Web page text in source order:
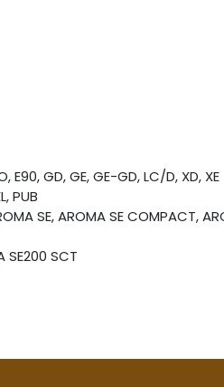
GD, GE, GE-GD, LC/D, XD, XE
PUB
SE, AROMA SE COMPACT,
SE200 SCT